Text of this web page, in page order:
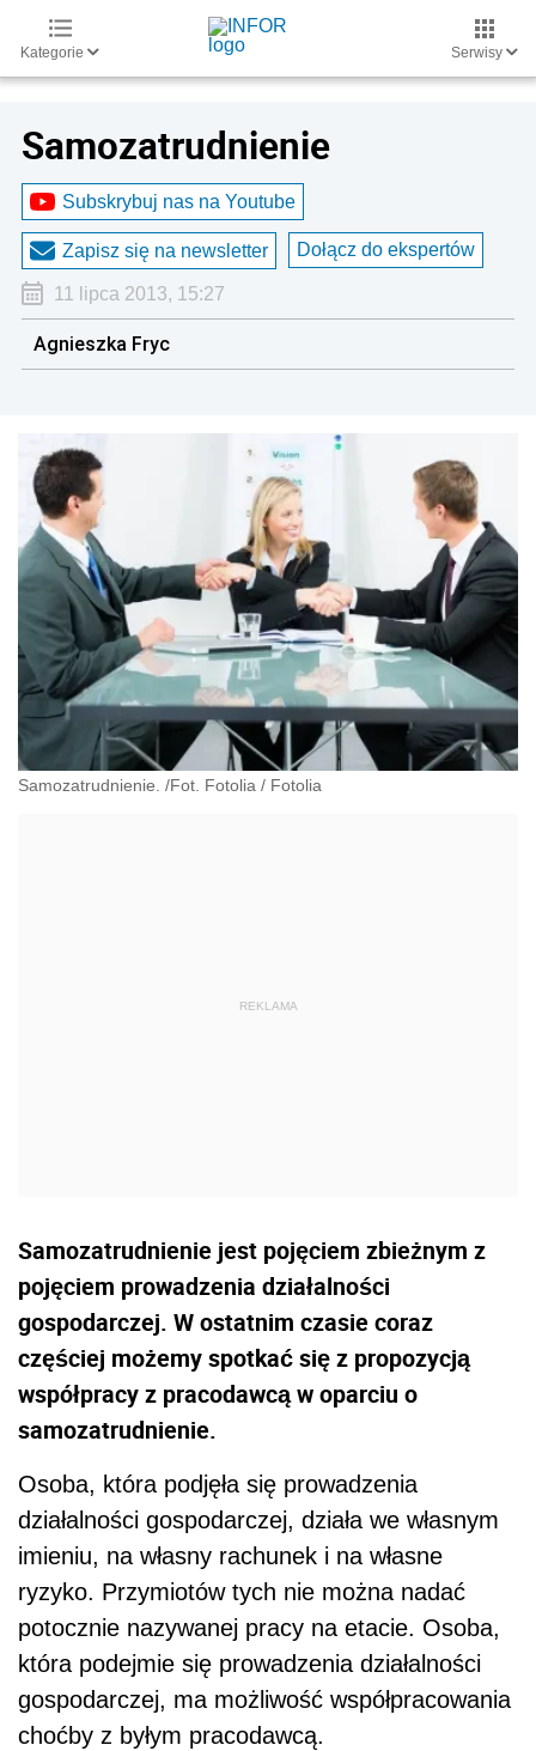
Kategorie Serwisy
Samozatrudnienie
Subskrybuj nas na Youtube
Zapisz się na newsletter Dołącz do ekspertów
11 lipca 2013, 15:27
Agnieszka Fryc
Samozatrudnienie. /Fot. Fotolia / Fotolia
Samozatrudnienie jest pojęciem zbieżnym z
pojęciem prowadzenia działalności
gospodarczej. W ostatnim czasie coraz
częściej możemy spotkać się z propozycją
współpracy z pracodawcą w oparciu o
samozatrudnienie.
Osoba, która podjęła się prowadzenia
działalności gospodarczej, działa we własnym
imieniu, na własny rachunek i na własne
ryzyko. Przymiotów tych nie można nadać
potocznie nazywanej pracy na etacie. Osoba,
która podejmie się prowadzenia działalności
gospodarczej, ma możliwość współpracowania
choćby z byłym pracodawcą.